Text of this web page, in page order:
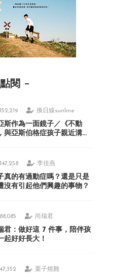
閱
152,219 換日線sunline
斯作為一面鏡子／《不動
與亞斯伯格症孩子親近溝
147,258 李佳燕
真的有過動症嗎？還是只是
沒有引起他們興趣的事物？
88,085 尚瑞君
君：做好這 7 件事，陪伴孩
起好好長大！
47,352 栗子燒雞